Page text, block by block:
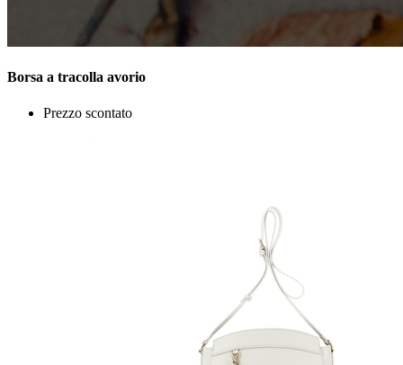
Borsa a tracolla avorio
Prezzo scontato